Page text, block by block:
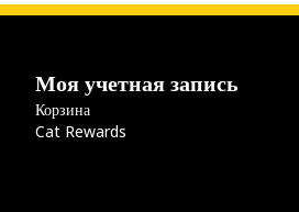
Моя учетная запись
Корзина
Cat Rewards